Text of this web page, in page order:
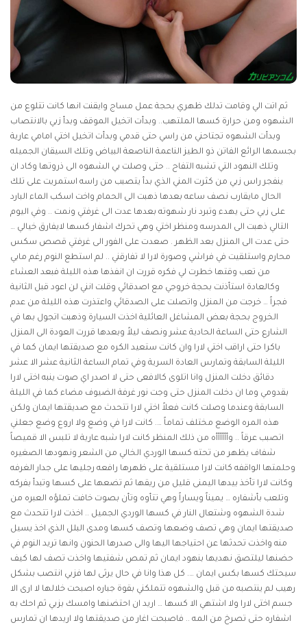
ثم اتت الي وقامت تدلك ظهري بحجة عمل مساج وايقنت انها كانت تتلوع من
الشهوه ومن حرارة كسها الملتهب.. وبدأت اتخيل الموقف وبدأ زبي بالانتصاب
وبدأت الشهوه تجتاحني من راسي حتى قدمي وبدأت اتخيل اختي امامي عارية
بجسمها الرائع الفاتن ذو الطيز الناعمة الناصعة البياض وتلك السيقان الجميله
وتلك النهود التي تشبه التفاح .. حتى وصلت بي الشهوه الى ذروتها وكاد ان
ينفجر راس زبي من كثرت المني الذي بدأ يتصبب من راسه استمريت على تلك
الحال مايقارب نصف ساعه بعدها ذهبت الى الحمام واخت اسكب الماء البارد
على زبي حتى يهدء وتبرد نار شهوته بعدها عدت الى غرفتي ونمت .. وفي اليوم
التالي ذهبت الى المدرسه ومنظر اختي وهي تحرك اشفار كسها لايفارق خيالي …
حتى عدت الى المنزل بعد الظهر . صعدت على الفور الى غرفتي قصص سكس
محارم واستلقيت في فراشي وصورة لارا لا تفارقني .. لم استطع النوم رغم مابي
من تعب وقتها خطرت لي فكره قررت ان انفذها هذه الليلة فبعد العشاء
وكالعادة استأذنت بحجة خروجي مع اصدقائي وقلت انني لن اعود قبل الثانية
فجراً … خرجت من المنزل واتصلت على الصدقائي واعتذرت هذه الليلة من عدم
الخروج بحجة بعض المشاغل العائلية اخذت السيارة وذهبت اتجول بها في
الشارع حتى الساعة الحادية عشر ونصف ليلاً وبعدها قررت العودة الى المنزل
باكرا حتى اراقب اختي لارا وان كانت ستعيد الكره مع صديقتها ايمان كما في
الليلة السابقة وتمارس العادة السرية وفي تمام الساعة الثانية عشر الا عشر
دقائق دخلت المنزل وانا اتلوى كالافعى حتى لا اصدر اي صوت ينبه اختى لارا
بقدومي وما ان دخلت المنزل حتى وجت نور غرفة الضيوف مضاء كما في الليلة
السابقة وعندما وصلت كانت فعلاً اختي لارا تتحدث مع صديقتها ايمان ولكن
هذه المره الوضع مختلف تماماً …. كانت لارا في وضع ولا اروع وضع جعلني
اتصبب عرقاً .. وأأأأأأه من ذلك المنظر كانت لارا شبه عارية لا تلبس الا قميصاً
شفاف يظهر من تحته كسها الوردي الخالي من الشعر ونهودها الصغيره
وحلمتها الواقفه كانت لارا مستلقية على ظهرها رافعه رجليها على جدار الغرفه
وكانت لارا تأخذ بيدها اليمنى قليل من ريقها ثم تضعها على كسها وتبدأ بفركه
وتلعب بأشفاره … يميناً ويساراً وهي تتأوه وتأن بصوت خافت تملؤه العبره من
شدة الشهوه وشتعال النار في كسها الوردي الجميل .. اخذت لارا تتحدث مع
صديقتها ايمان وهي تصف وضعها وتصف كسها ومدى البلل الذي اخذ يسيل
منه واخذت تحدثها عن احتياجها اليها والى صدرها الحنون وانها تريد النوم في
حضنها ليلتصق نهديها بنهود ايمان ثم تمص شفتيها واخذت تصف لها كيف
سيحتك كسها بكس ايمان …. كل هذا وانا في حال يرثى لها فزبي انتصب بشكل
رهيب لم ينتصبه من قبل والشهوه تتملكني بقوة جباره اصبحت خلالها لا ارى الا
جسم اختى لارا ولا اشتهي الا كسها … اريد ان احتضنها وامسك بزبي ثم احك به
اشفاره حتى تصرخ من المه .. فاصبحت اغار من صديقتها ولا اريدها ان تمارس